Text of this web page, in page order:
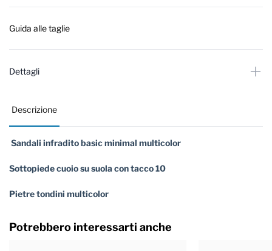
Guida alle taglie
Dettagli
Descrizione
Sandali infradito basic minimal multicolor
Sottopiede cuoio su suola con tacco 10
Pietre tondini multicolor
Potrebbero interessarti anche